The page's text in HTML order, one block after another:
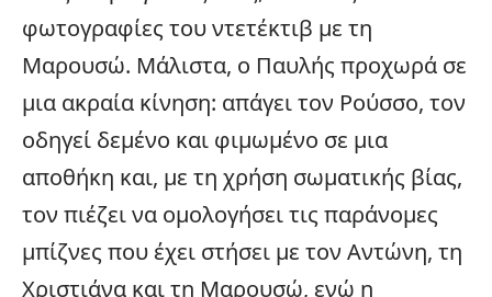
φωτογραφίες του ντετέκτιβ με τη
Μαρουσώ. Μάλιστα, ο Παυλής προχωρά σε
μια ακραία κίνηση: απάγει τον Ρούσσο, τον
οδηγεί δεμένο και φιμωμένο σε μια
αποθήκη και, με τη χρήση σωματικής βίας,
τον πιέζει να ομολογήσει τις παράνομες
μπίζνες που έχει στήσει με τον Αντώνη, τη
Χριστιάνα και τη Μαρουσώ, ενώ η